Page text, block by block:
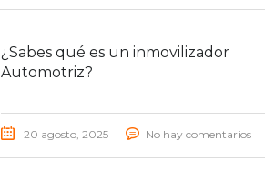
¿Sabes qué es un inmovilizador
Automotriz?
20 agosto, 2025 No hay comentarios